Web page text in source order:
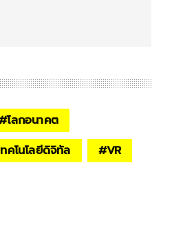
โลกอนาคต
ทคโนโลยีดิจิทัล #VR